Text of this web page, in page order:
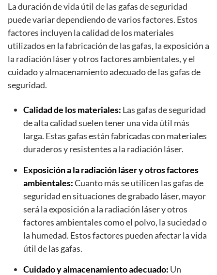
La duración de vida útil de las gafas de seguridad
puede variar dependiendo de varios factores. Estos
factores incluyen la calidad de los materiales
utilizados en la fabricación de las gafas, la exposición a
la radiación láser y otros factores ambientales, y el
cuidado y almacenamiento adecuado de las gafas de
seguridad.
Calidad de los materiales: Las gafas de seguridad
de alta calidad suelen tener una vida útil más
larga. Estas gafas están fabricadas con materiales
duraderos y resistentes a la radiación láser.
Exposición a la radiación láser y otros factores
ambientales:Cuanto más se utilicen las gafas de
seguridad en situaciones de grabado láser, mayor
será la exposición a la radiación láser y otros
factores ambientales como el polvo, la suciedad o
la humedad. Estos factores pueden afectar la vida
útil de las gafas.
Cuidado y almacenamiento adecuado: Un